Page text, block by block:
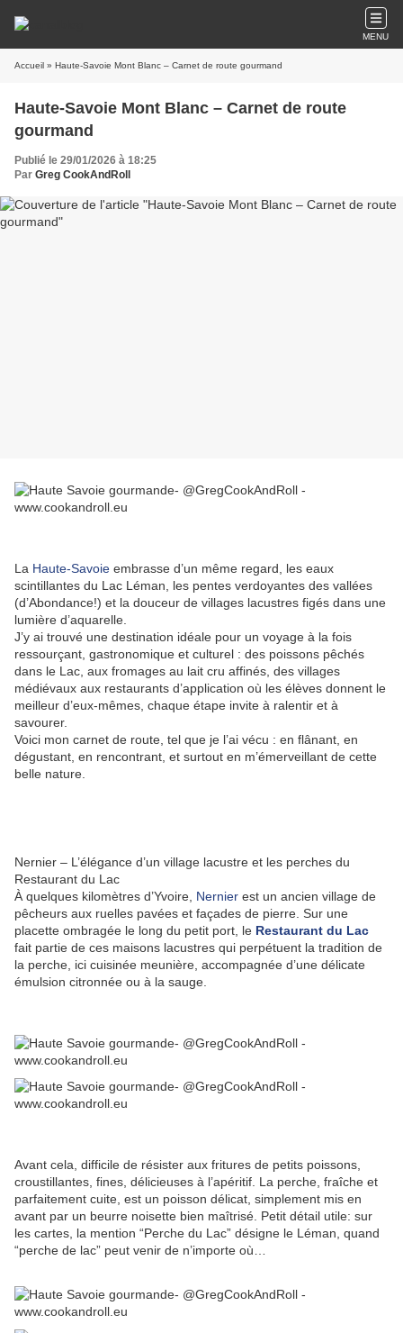
MENU
Accueil » Haute-Savoie Mont Blanc – Carnet de route gourmand
Haute-Savoie Mont Blanc – Carnet de route
gourmand
Publié le 29/01/2026 à 18:25
Par Greg CookAndRoll
La Haute-Savoie embrasse d’un même regard, les eaux
scintillantes du Lac Léman, les pentes verdoyantes des vallées
(d’Abondance!) et la douceur de villages lacustres figés dans une
lumière d’aquarelle.
J’y ai trouvé une destination idéale pour un voyage à la fois
ressourçant, gastronomique et culturel : des poissons pêchés
dans le Lac, aux fromages au lait cru affinés, des villages
médiévaux aux restaurants d’application où les élèves donnent le
meilleur d’eux-mêmes, chaque étape invite à ralentir et à
savourer.
Voici mon carnet de route, tel que je l’ai vécu : en flânant, en
dégustant, en rencontrant, et surtout en m’émerveillant de cette
belle nature.
Nernier – L’élégance d’un village lacustre et les perches du
Restaurant du Lac
À quelques kilomètres d’Yvoire, Nernier est un ancien village de
pêcheurs aux ruelles pavées et façades de pierre. Sur une
placette ombragée le long du petit port, le Restaurant du Lac
fait partie de ces maisons lacustres qui perpétuent la tradition de
la perche, ici cuisinée meunière, accompagnée d’une délicate
émulsion citronnée ou à la sauge.
Avant cela, difficile de résister aux fritures de petits poissons,
croustillantes, fines, délicieuses à l’apéritif. La perche, fraîche et
parfaitement cuite, est un poisson délicat, simplement mis en
avant par un beurre noisette bien maîtrisé. Petit détail utile: sur
les cartes, la mention “Perche du Lac” désigne le Léman, quand
“perche de lac” peut venir de n’importe où…